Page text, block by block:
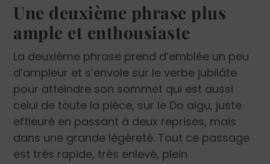
Une deuxième phrase plus
ample et enthousiaste
La deuxième phrase prend d’emblée un peu
d’ampleur et s’envole sur le verbe jubiláte
pour atteindre son sommet qui est aussi
celui de toute la pièce, sur le Do aigu, juste
effleuré en passant à deux reprises, mais
dans une grande légèreté. Tout ce passage
est très rapide, très enlevé, plein